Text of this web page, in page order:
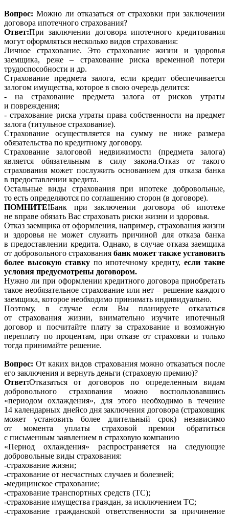
Вопрос: Можно ли отказаться от страховки при заключении
договора ипотечного страхования?
Ответ:При заключении договора ипотечного кредитования
могут оформляться несколько видов страхования:
Личное страхование. Это страхование жизни и здоровья
заемщика, реже – страхование риска временной потери
трудоспособности и др.
Страхование предмета залога, если кредит обеспечивается
залогом имущества, которое в свою очередь делится:
- на страхование предмета залога от рисков утраты
и повреждения;
- страхование риска утраты права собственности на предмет
залога (титульное страхование).
Страхование осуществляется на сумму не ниже размера
обязательства по кредитному договору.
Страхование залоговой недвижимости (предмета залога)
является обязательным в силу закона.Отказ от такого
страхования может послужить основанием для отказа банка
в предоставлении кредита.
Остальные виды страхования при ипотеке добровольные,
то есть определяются по соглашению сторон (в договоре).
ПОМНИТЕ!Банк при заключении договора об ипотеке
не вправе обязать Вас страховать риски жизни и здоровья.
Отказ заемщика от оформления, например, страхования жизни
и здоровья не может служить причиной для отказа банка
в предоставлении кредита. Однако, в случае отказа заемщика
от добровольного страхования банк может также установить
более высокую ставкупо ипотечному кредиту,если такие
условия предусмотрены договором.
Нужно ли при оформлении кредитного договора приобретать
такое необязательное страхование или нет – решение каждого
заемщика, которое необходимо принимать индивидуально.
Поэтому, в случае если Вы планируете отказаться
от страхования жизни, внимательно изучите ипотечный
договор и посчитайте плату за страхование и возможную
переплату по процентам, при отказе от страховки и только
тогда принимайте решение.
Вопрос: От каких видов страхования можно отказаться после
его заключения и вернуть деньги (страховую премию)?
Ответ:Отказаться от договоров по определенным видам
добровольного страхования можно воспользовавшись
«периодом охлаждения», для этого необходимо в течение
14 календарных днейсо дня заключения договора (страховщик
может установить более длительный срок) независимо
от момента уплаты страховой премии обратиться
с письменным заявлением в страховую компанию
«Период охлаждения» распространяется на следующие
добровольные виды страхования:
-страхование жизни;
-страхование от несчастных случаев и болезней;
-медицинское страхование;
-страхование транспортных средств (ТС);
-страхование имущества граждан, за исключением ТС;
-страхование гражданской ответственности за причинение